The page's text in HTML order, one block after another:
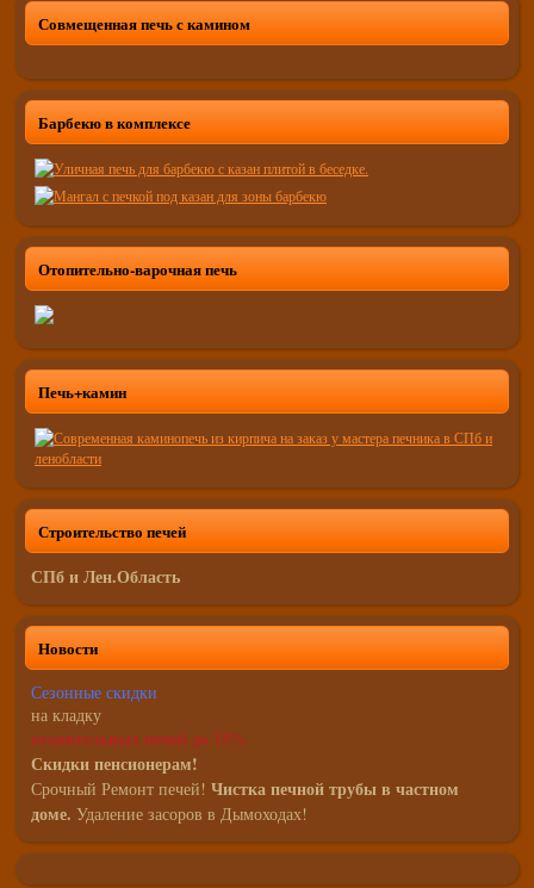
Совмещенная печь с камином
Барбекю в комплексе
Отопительно-варочная печь
Печь+камин
Строительство печей
СПб и Лен.Область
Новости
Сезонные скидки
на кладку
отопительных печей до 15%
Скидки пенсионерам!
Срочный Ремонт печей! Чистка печной трубы в частном
доме. Удаление засоров в Дымоходах!